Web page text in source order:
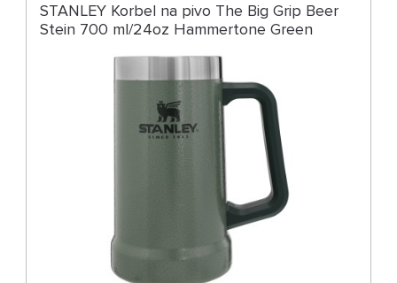
STANLEY Korbel na pivo The Big Grip Beer
Stein 700 ml/24oz Hammertone Green